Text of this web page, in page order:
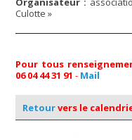
Culotte »
Pour tous
06 04 44 31 91 - Mail
Retourvers le